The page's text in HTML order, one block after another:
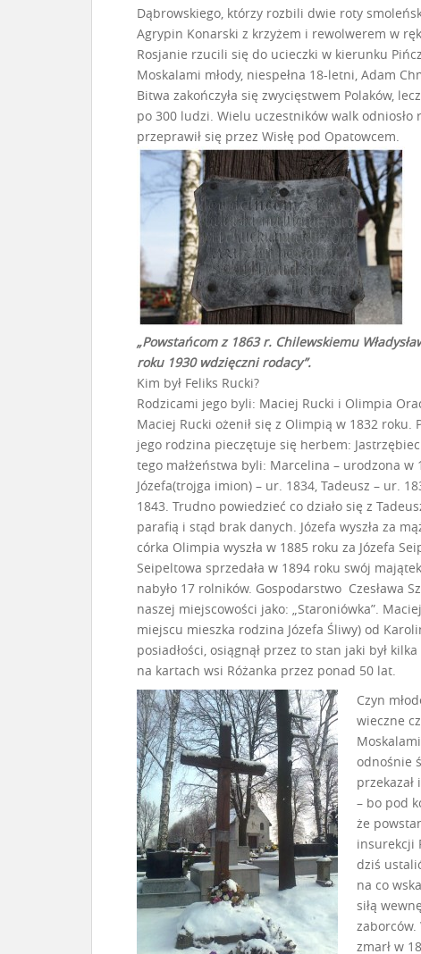
Dąbrowskiego, którzy rozbili dwie roty
Agrypin Konarski z krzyżem i rewolwerem w
Rosjanie rzucili się do ucieczki w kierunku
Moskalami młody, niespełna 18-letni, Adam
Bitwa zakończyła się zwycięstwem Polaków,
po 300 ludzi. Wielu uczestników walk odniosło
przeprawił się przez Wisłę pod Opatowcem.
„Powstańcom z 1863 r. Chilewskiemu
roku 1930 wdzięczni rodacy”.
Kim był Feliks Rucki?
Rodzicami jego byli: Maciej Rucki i Olimpia
Maciej Rucki ożenił się z Olimpią w 1832 roku.
jego rodzina pieczętuje się herbem:
tego małżeństwa byli: Marcelina – urodzona w
Józefa(trojga imion) – ur. 1834, Tadeusz – ur.
1843. Trudno powiedzieć co działo się z
parafią i stąd brak danych. Józefa wyszła za
córka Olimpia wyszła w 1885 roku za Józefa
Seipeltowa sprzedała w 1894 roku swój
nabyło 17 rolników. Gospodarstwo Czesława
naszej miejscowości jako: „Staroniówka”.
miejscu mieszka rodzina Józefa Śliwy) od
posiadłości, osiągnął przez to stan jaki był
na kartach wsi Różanka przez ponad 50 lat.
Czyn
wieczne
odnośnie
– bo pod
że
insurekcji
dziś
na co
siłą
zaborców.
zmarł w